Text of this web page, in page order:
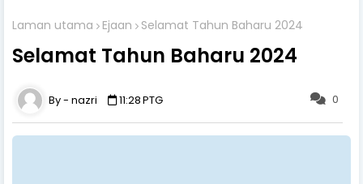
Laman utama Ejaan Selamat Tahun Baharu 2024
Selamat Tahun Baharu 2024
0
nazri 11:28 PTG